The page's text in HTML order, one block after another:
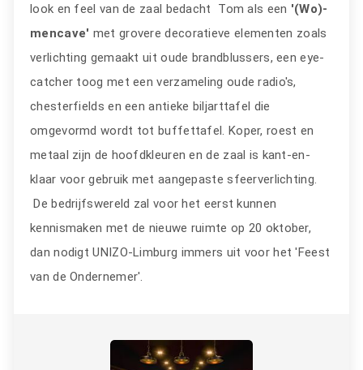
look en feel van de zaal bedacht Tom als een '(Wo)-
mencave' met grovere decoratieve elementen zoals
verlichting gemaakt uit oude brandblussers, een eye-
catcher toog met een verzameling oude radio's,
chesterfields en een antieke biljarttafel die
omgevormd wordt tot buffettafel. Koper, roest en
metaal zijn de hoofdkleuren en de zaal is kant-en-
klaar voor gebruik met aangepaste sfeerverlichting.
De bedrijfswereld zal voor het eerst kunnen
kennismaken met de nieuwe ruimte op 20 oktober,
dan nodigt UNIZO-Limburg immers uit voor het 'Feest
van de Ondernemer'.